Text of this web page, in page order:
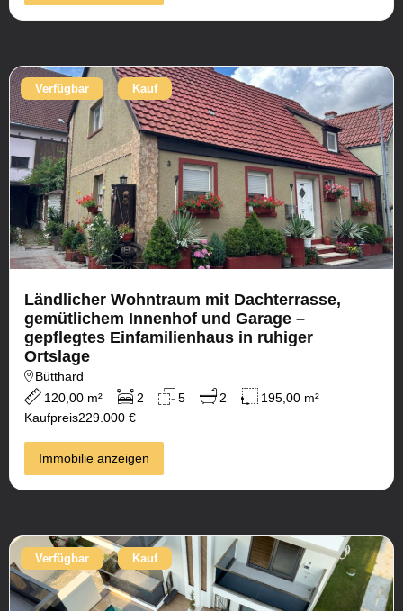
Verfügbar Kauf
Ländlicher Wohntraum mit Dachterrasse,
gemütlichem Innenhof und Garage –
gepflegtes Einfamilienhaus in ruhiger
Ortslage
Bütthard
120,00 m²
2 5 2
195,00 m²
Kaufpreis229.000 €
Immobilie anzeigen
Verfügbar Kauf